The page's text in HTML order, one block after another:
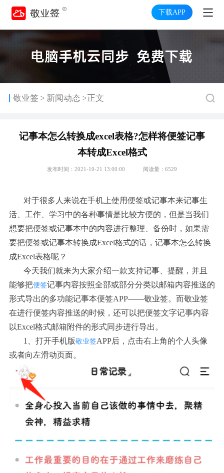
下载APP
敬业签 > 新闻动态 >正文
记事本怎么转换成excel表格?怎样将便签记事
本转成Excel格式
发布时间：2021-10-21 13:00:00 阅读量：6529
对于很多人来说在手机上使用便签或记事本来记事生
活、工作、学习中的各种事情是比较方便的，但是当我们
想要把便签或记事本中的内容进行整理、备份时，如果需
要把便签或记事本转换成Excel格式的话，记事本怎么转换
成Excel表格呢？
今天我们就来为大家介绍一款支持记事、提醒，并且
能够把便签记事内容按照全部或部分分类以邮箱内容推送的
形式导出的多功能记事本便签APP——敬业签。而敬业签
在进行便签内容推送的时候，还可以把便签文字记事内容
以Excel格式邮箱附件的形式同步进行导出。
1、打开手机版敬业签APP后，点击右上角的个人头像
或者向左滑动页面。